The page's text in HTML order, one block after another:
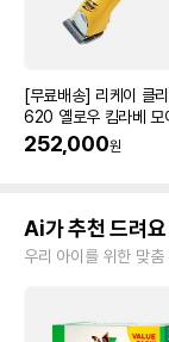
[무료배송] 리케이 클
620 옐로우 킴라베 모
252,000원
Ai가 추천 드려요
우리 아이를 위한 맞